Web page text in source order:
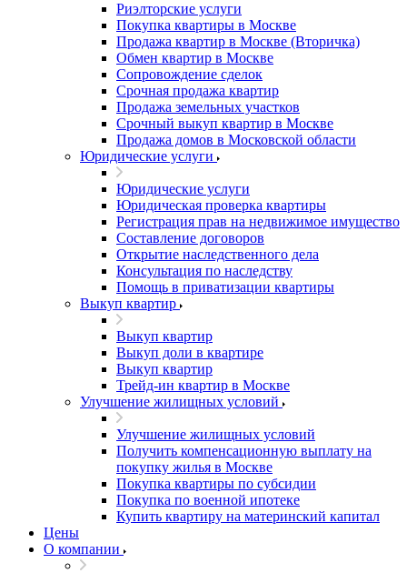
Риэлторские услуги
Покупка квартиры в Москве
Продажа квартир в Москве (Вторичка)
Обмен квартир в Москве
Сопровождение сделок
Срочная продажа квартир
Продажа земельных участков
Срочный выкуп квартир в Москве
Продажа домов в Московской области
Юридические услуги
Юридические услуги
Юридическая проверка квартиры
Регистрация прав на недвижимое имущество
Составление договоров
Открытие наследственного дела
Консультация по наследству
Помощь в приватизации квартиры
Выкуп квартир
Выкуп квартир
Выкуп доли в квартире
Выкуп квартир
Трейд-ин квартир в Москве
Улучшение жилищных условий
Улучшение жилищных условий
Получить компенсационную выплату на
покупку жилья в Москве
Покупка квартиры по субсидии
Покупка по военной ипотеке
Купить квартиру на материнский капитал
Цены
О компании